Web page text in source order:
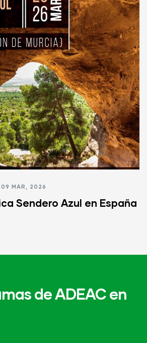
09 MAR, 2026
Sendero Azul en España
de ADEAC en